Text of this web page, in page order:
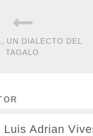
UN DIALECTO DEL
TAGALO
Luis Adrian